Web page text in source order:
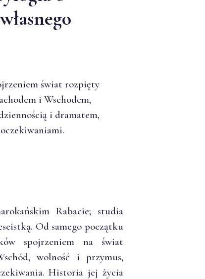
świat rozpięty
i Wschodem,
i dramatem,
Rabacie; studia
Od samego początku
spojrzeniem na świat
wolność i przymus,
Historia jej życia